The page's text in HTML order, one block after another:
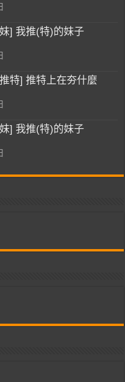
] 我推(特)的妹子
特] 推特上在夯什麼
] 我推(特)的妹子